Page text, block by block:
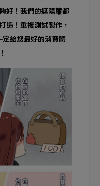
好！我們的遮陽簾都
造！重複測試製作，
定給您最好的消費體